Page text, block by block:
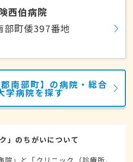
西伯病院
部町倭397番地
郡南部町】の病院・総合
学病院を探す
」のちがいについて